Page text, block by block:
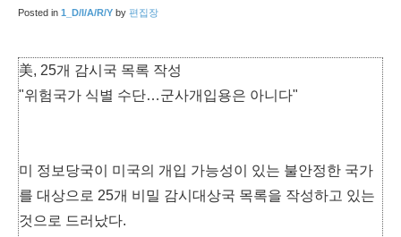
Posted in 1_D/I/A/R/Y by 편집장
美, 25개 감시국 목록 작성
"위험국가 식별 수단…군사개입용은 아니다"
미 정보당국이 미국의 개입 가능성이 있는 불안정한 국가
를 대상으로 25개 비밀 감시대상국 목록을 작성하고 있는
것으로 드러났다.